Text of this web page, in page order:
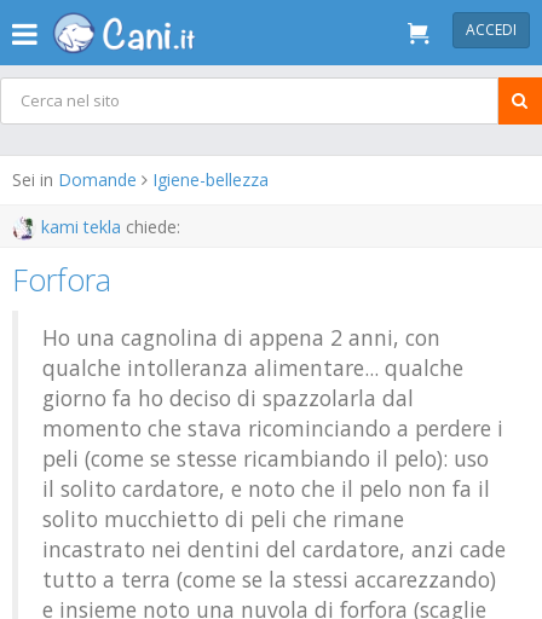
ACCEDI
Sei in Domande Igiene-bellezza
kami tekla chiede:
Forfora
Ho una cagnolina di appena 2 anni, con
qualche intolleranza alimentare... qualche
giorno fa ho deciso di spazzolarla dal
momento che stava ricominciando a perdere i
peli (come se stesse ricambiando il pelo): uso
il solito cardatore, e noto che il pelo non fa il
solito mucchietto di peli che rimane
incastrato nei dentini del cardatore, anzi cade
tutto a terra (come se la stessi accarezzando)
e insieme noto una nuvola di forfora (scaglie